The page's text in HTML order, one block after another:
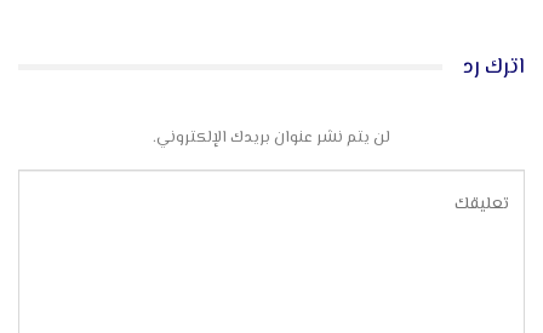
اترك رد
لن يتم نشر عنوان بريدك الإلكتروني.